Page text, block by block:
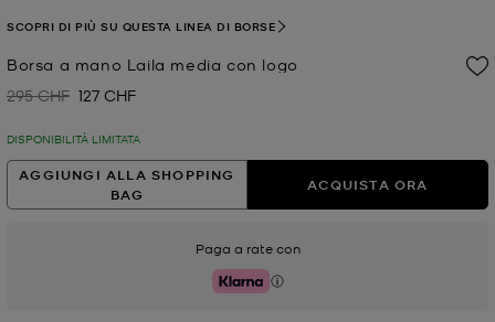
Borsa a mano Laila media con logo
Prezzo iniziale
295 CHF Prezzo attuale
127 CHF
SCOPRI DI PIÙ SU QUESTA LINEA DI BORSE
DISPONIBILITÀ LIMITATA
AGGIUNGI ALLA SHOPPING
BAG
ACQUISTA ORA
Paga a rate con
Klarna